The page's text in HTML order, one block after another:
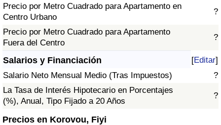
Precio por Metro Cuadrado para Apartamento en
Centro Urbano
?
Precio por Metro Cuadrado para Apartamento
Fuera del Centro
?
Salarios y Financiación [Editar]
Salario Neto Mensual Medio (Tras Impuestos)
?
La Tasa de Interés Hipotecario en Porcentajes
(%), Anual, Tipo Fijado a 20 Años
?
Precios en Korovou, Fiyi